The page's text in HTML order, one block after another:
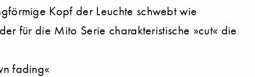
Kopf der Leuchte schwebt wie
für die Mito Serie charakteristische »cut« die
fading«